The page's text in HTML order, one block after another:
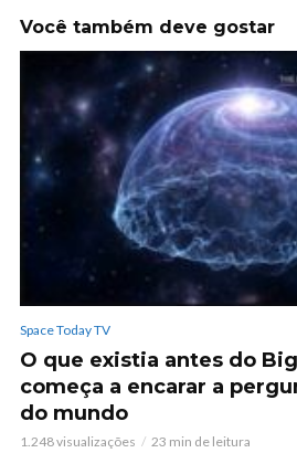
Você também deve gostar
Space Today TV
O que existia antes do
começa a encarar a
do mundo
1.248 visualizações 23 min de leitura